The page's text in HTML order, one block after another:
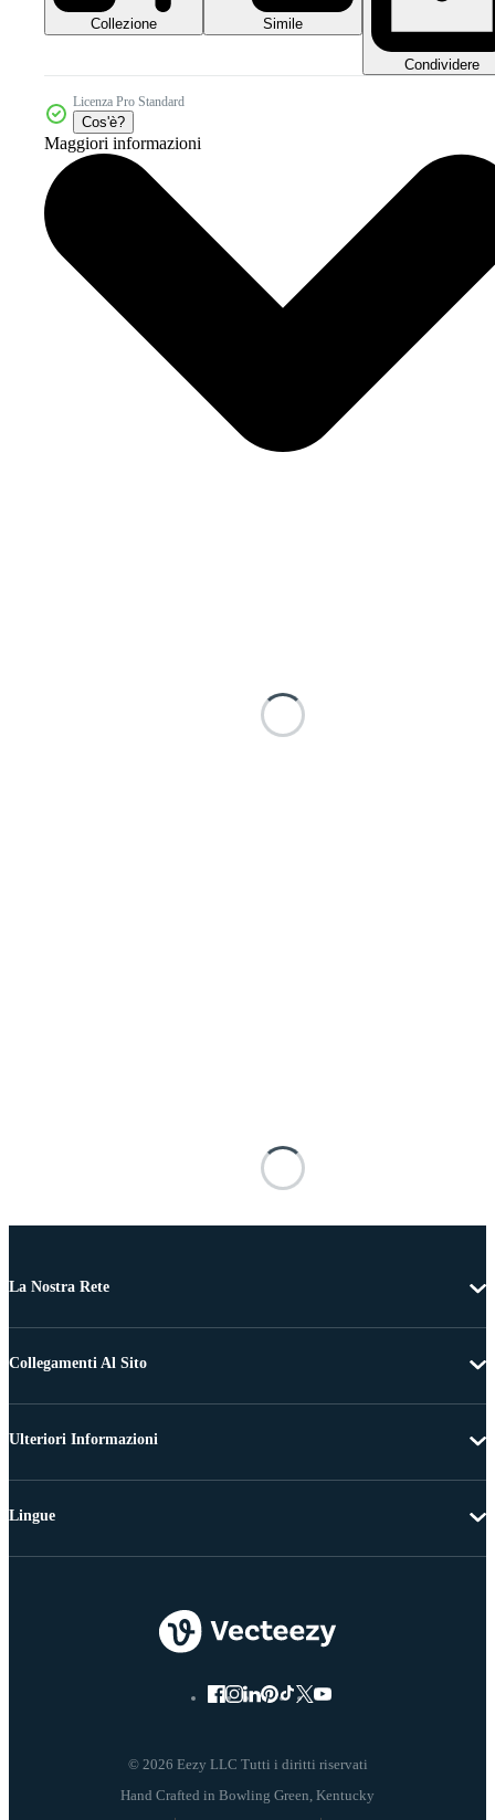
Collezione Simile
Condividere
Licenza Pro Standard
Cos'è?
Maggiori informazioni
La Nostra Rete
Collegamenti Al Sito
Ulteriori Informazioni
© 2026 Eezy LLC Tutti i diritti riservati
Lingue